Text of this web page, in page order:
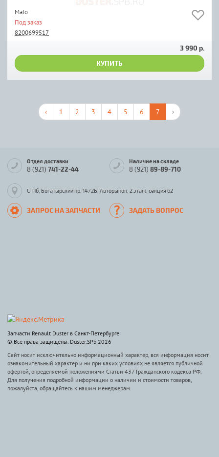
Malo
Под заказ
8200699517
3 990 р.
КУПИТЬ
‹ 1 2 3 4 5 6 7 ›
Отдел доставки
8 (921) 741-22-44
Наличие на складе
8 (921) 89-89-710
С-Пб, Богатырский пр, 14/2Б, Авторынок, 2 этаж, секция 62
ЗАПРОС НА ЗАПЧАСТИ ЗАДАТЬ ВОПРОС
Запчасти Renault Duster в Санкт-Петербурге
© Все права защищены. Duster.SPb 2026
Сайт носит исключительно информационный характер, вся информация носит
ознакомительный характер и ни при каких условиях не является публичной
офертой, определяемой положениями Статьи 437 Гражданского кодекса РФ.
Для получения подробной информации о наличии и стоимости товаров,
пожалуйста, обращайтесь к нашим менеджерам.